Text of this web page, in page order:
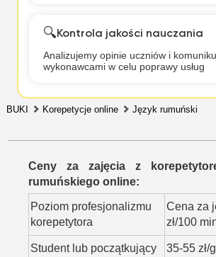
🔍Kontrola jakości nauczania
Analizujemy opinie uczniów i
wykonawcami w celu poprawy usług
BUKI Korepetycje online Język rumuński
Ceny za zajęcia z
rumuńskiego online:
Poziom profesjonalizmu
korepetytora
Cena za
zł/100
Student lub początkujący
35-55 zł/